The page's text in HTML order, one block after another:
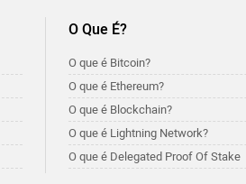
O Que É?
O que é Bitcoin?
O que é Ethereum?
O que é Blockchain?
O que é Lightning Network?
O que é Delegated Proof Of Stake